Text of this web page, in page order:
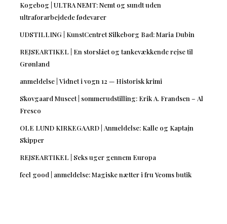
Kogebog | ULTRA NEMT: Nemt og sundt uden
ultraforarbejdede fødevarer
UDSTILLING | KunstCentret Silkeborg Bad: Maria Dubin
REJSEARTIKEL | En storslået og tankevækkende rejse til
Grønland
anmeldelse | Vidnet i vogn 12 — Historisk krimi
Skovgaard Museet | sommerudstilling: Erik A. Frandsen – Al
Fresco
OLE LUND KIRKEGAARD | Anmeldelse: Kalle og Kaptajn
Skipper
REJSEARTIKEL | Seks uger gennem Europa
feel good | anmeldelse: Magiske nætter i fru Yeoms butik